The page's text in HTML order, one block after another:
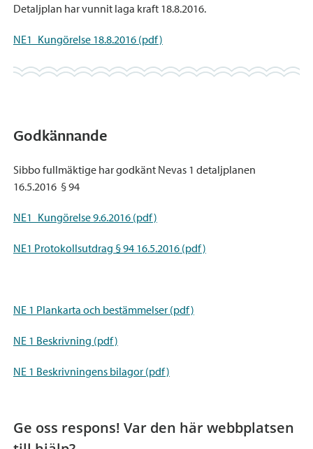
Detaljplan har vunnit laga kraft 18.8.2016.
NE1_Kungörelse 18.8.2016 (pdf)
Godkännande
Sibbo fullmäktige har godkänt Nevas 1 detaljplanen
16.5.2016 § 94
NE1_Kungörelse 9.6.2016 (pdf)
NE1 Protokollsutdrag § 94 16.5.2016 (pdf)
NE 1 Plankarta och bestämmelser (pdf)
NE 1 Beskrivning (pdf)
NE 1 Beskrivningens bilagor (pdf)
Ge oss respons! Var den här webbplatsen